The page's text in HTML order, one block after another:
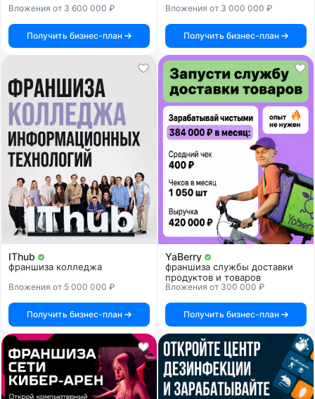
Вложения от 3 600 000 ₽
Получить бизнес-план
Вложения от 3 000 000 ₽
Получить бизнес-план
IThub
франшиза колледжа
Вложения от 5 000 000 ₽
Получить бизнес-план
YaBerry
франшиза службы доставки
продуктов и товаров
Вложения от 300 000 ₽
Получить бизнес-план